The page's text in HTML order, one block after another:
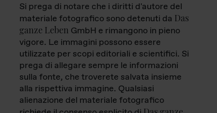
Si prega di notare che i diritti d'autore del
materiale fotografico sono detenuti da Das
ganze Leben GmbH e rimangono in pieno
vigore. Le immagini possono essere
utilizzate per scopi editoriali e scientifici. Si
prega di allegare sempre le informazioni
sulla fonte, che troverete salvata insieme
alla rispettiva immagine. Qualsiasi
alienazione del materiale fotografico